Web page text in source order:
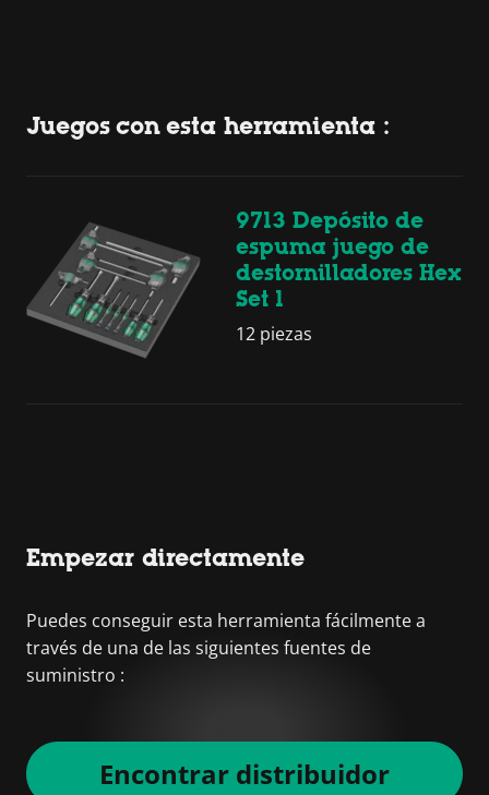
Juegos con esta herramienta :
9713 Depósito de
espuma juego de
destornilladores Hex
Set 1
12 piezas
Empezar directamente
Puedes conseguir esta herramienta fácilmente a
través de una de las siguientes fuentes de
suministro :
Encontrar distribuidor